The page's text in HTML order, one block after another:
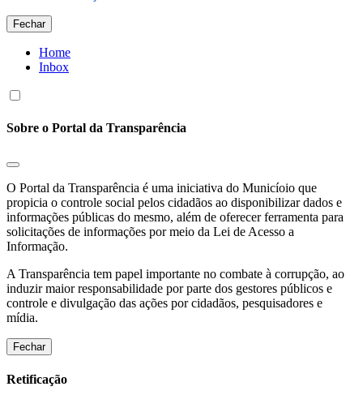
Fechar
Home
Inbox
Sobre o Portal da Transparência
O Portal da Transparência é uma iniciativa do Municíoio que
propicia o controle social pelos cidadãos ao disponibilizar dados e
informações públicas do mesmo, além de oferecer ferramenta para
solicitações de informações por meio da Lei de Acesso a
Informação.
A Transparência tem papel importante no combate à corrupção, ao
induzir maior responsabilidade por parte dos gestores públicos e
controle e divulgação das ações por cidadãos, pesquisadores e
mídia.
Fechar
Retificação